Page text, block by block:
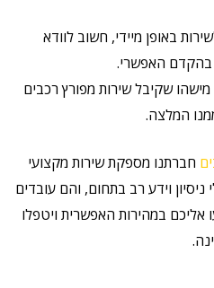
באופן מיידי, חשוב לוודא
בהקדם האפשרי.
שקיבל שירות מפורץ רכבים
המלצה.
חברתנו מספקת שירות מקצועי
וידע רב בתחום, והם עובדים
אליכם במהירות האפשרית ויטפלו